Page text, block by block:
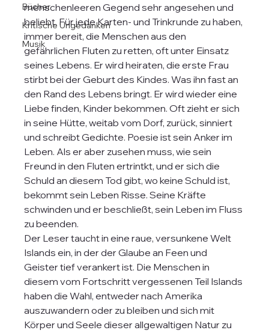
Bücher
Kritische Ungedanken
Musik
menschenleeren Gegend sehr angesehen und
beliebt. Für jede Karten- und Trinkrunde zu haben,
immer bereit, die Menschen aus den
gefährlichen Fluten zu retten, oft unter Einsatz
seines Lebens. Er wird heiraten, die erste Frau
stirbt bei der Geburt des Kindes. Was ihn fast an
den Rand des Lebens bringt. Er wird wieder eine
Liebe finden, Kinder bekommen. Oft zieht er sich
in seine Hütte, weitab vom Dorf, zurück, sinniert
und schreibt Gedichte. Poesie ist sein Anker im
Leben. Als er aber zusehen muss, wie sein
Freund in den Fluten ertrintkt, und er sich die
Schuld an diesem Tod gibt, wo keine Schuld ist,
bekommt sein Leben Risse. Seine Kräfte
schwinden und er beschließt, sein Leben im Fluss
zu beenden.
Der Leser taucht in eine raue, versunkene Welt
Islands ein, in der der Glaube an Feen und
Geister tief verankert ist. Die Menschen in
diesem vom Fortschritt vergessenen Teil Islands
haben die Wahl, entweder nach Amerika
auszuwandern oder zu bleiben und sich mit
Körper und Seele dieser allgewaltigen Natur zu